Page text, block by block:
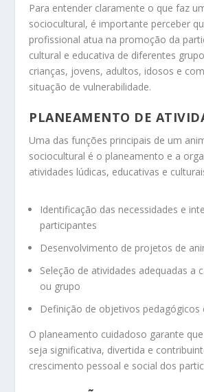
Para entender claramente o que faz
sociocultural, é importante perceber
profissional atua na promoção da
cultural e educativa de diferentes
crianças, jovens, adultos, idosos e
situação de vulnerabilidade.
PLANEAMENTO DE
Uma das funções principais de um
sociocultural é o planeamento e a
atividades lúdicas, educativas e
Identificação das necessidades e
participantes
Desenvolvimento de projetos de
Seleção de atividades adequadas a
ou grupo
Definição de objetivos pedagógicos
O planeamento cuidadoso garante
seja significativa, divertida e
crescimento pessoal e social dos